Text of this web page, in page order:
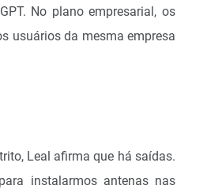
No plano empresarial, os
usuários da mesma empresa
Leal afirma que há saídas.
instalarmos antenas nas